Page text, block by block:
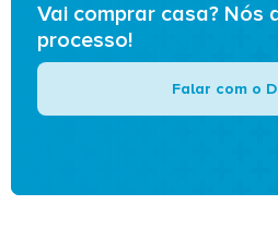
Vai comprar casa? Nós
processo!
Falar com o